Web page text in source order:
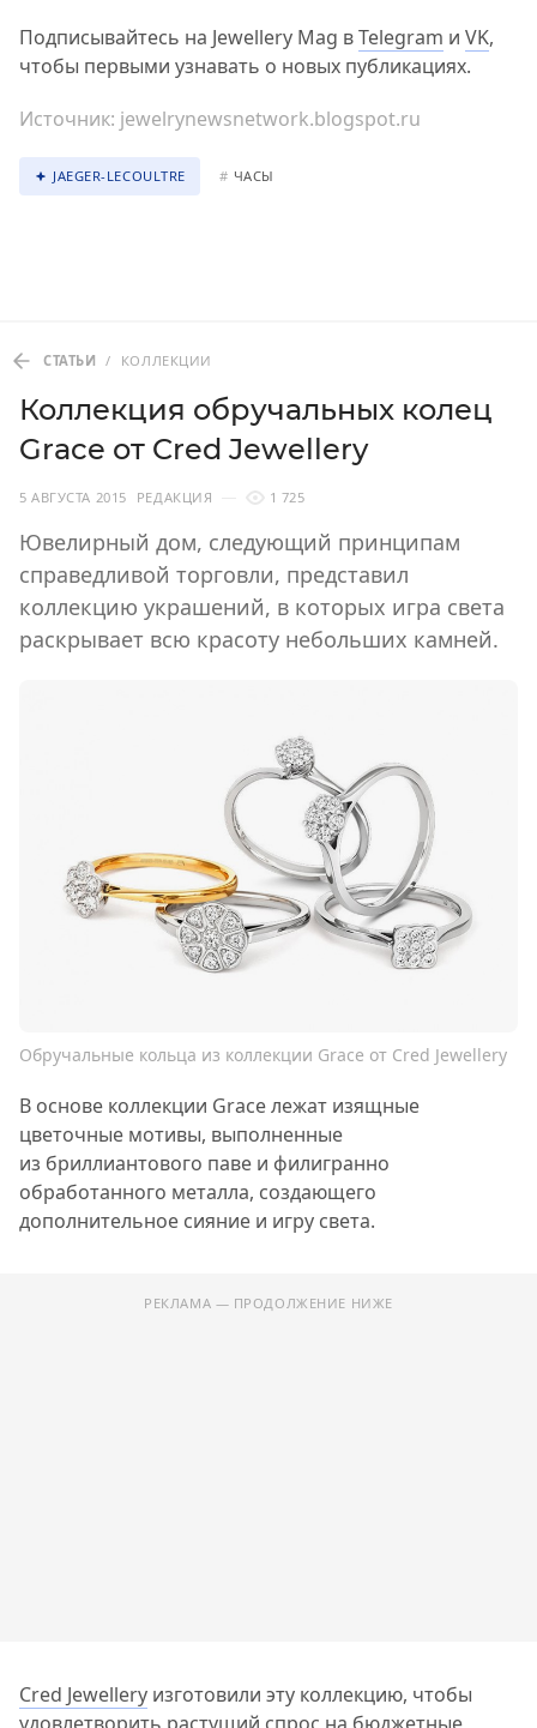
Подписывайтесь на Jewellery Mag вTelegram и VK,
чтобы первыми узнавать о новых публикациях.
Источник: jewelrynewsnetwork.blogspot.ru
JAEGER-LECOULTRE # ЧАСЫ
СТАТЬИ / КОЛЛЕКЦИИ
Коллекция обручальных колец
Grace от Cred Jewellery
5 АВГУСТА 2015 РЕДАКЦИЯ 1 725
Ювелирный дом, следующий принципам
справедливой торговли, представил
коллекцию украшений, в которых игра света
раскрывает всю красоту небольших камней.
Обручальные кольца из коллекции Grace от Cred Jewellery
В основе коллекции Grace лежат изящные
цветочные мотивы, выполненные
из бриллиантового паве и филигранно
обработанного металла, создающего
дополнительное сияние и игру света.
РЕКЛАМА — ПРОДОЛЖЕНИЕ НИЖЕ
Cred Jewellery изготовили эту коллекцию, чтобы